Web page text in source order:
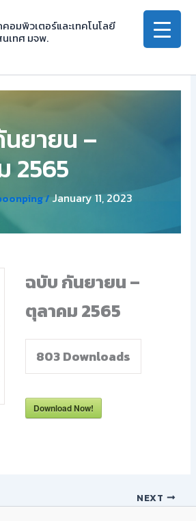
อมพิวเตอร์และเทคโนโลยี
เทศ มจพ.
ยายน –
2565
/January 11, 2023
ฉบับ กันยายน –
ตุลาคม 2565
803Downloads
Download Now!
NEXT